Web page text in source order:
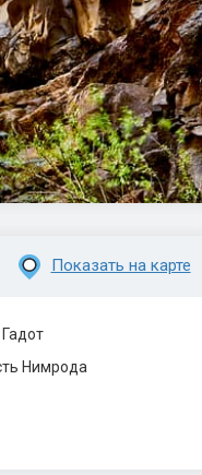
Показать на карте
Нимрода